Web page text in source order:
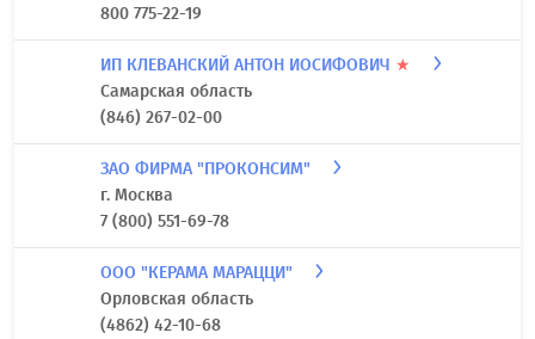
800 775-22-19
ИП КЛЕВАНСКИЙ АНТОН ИОСИФОВИЧ ★
Самарская область
(846) 267-02-00
ЗАО ФИРМА "ПРОКОНСИМ"
г. Москва
7 (800) 551-69-78
ООО "КЕРАМА МАРАЦЦИ"
Орловская область
(4862) 42-10-68